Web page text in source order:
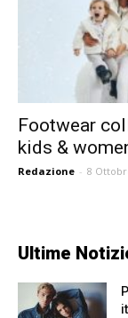
Footwear
kids &
Redazione - 8
Ultime